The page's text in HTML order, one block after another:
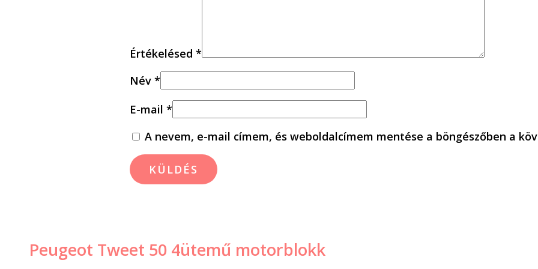
Értékelésed *
Név *
E-mail *
A nevem, e-mail címem, és weboldalcímem mentése a böngészőben a
Peugeot Tweet 50 4ütemű motorblokk